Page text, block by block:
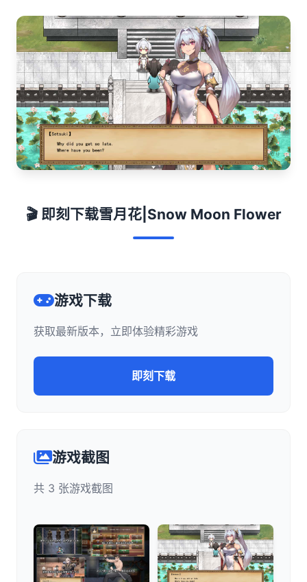
🎬 即刻下载雪月花|Snow Moon Flower
游戏下载
获取最新版本，立即体验精彩游戏
即刻下载
游戏截图
共 3 张游戏截图